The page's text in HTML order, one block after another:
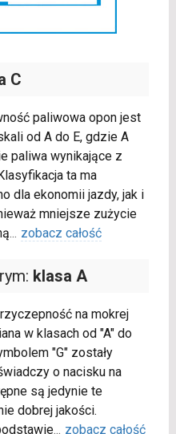
C
paliwowa opon jest
od A do E, gdzie A
paliwa wynikające z
ta ma
dla ekonomii jazdy, jak i
mniejsze zużycie
... zobacz całość
klasa A
na mokrej
w klasach od "A" do
"G" zostały
o nacisku na
są jedynie te
dobrej jakości.
... zobacz całość